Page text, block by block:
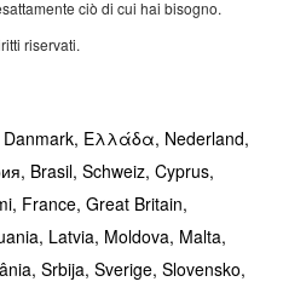
ciò di cui hai bisogno.
riservati.
Danmark, Ελλάδα, Nederland,
Brasil, Schweiz, Cyprus,
France, Great Britain,
Latvia, Moldova, Malta,
Srbija, Sverige, Slovensko,